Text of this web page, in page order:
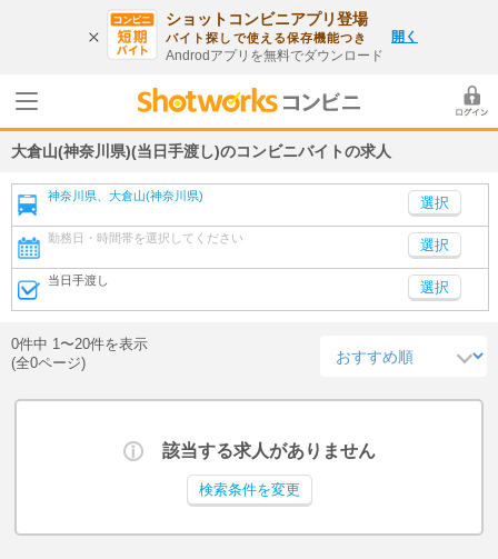
ショットコンビニアプリ登場
バイト探しで使える保存機能つき
Androdアプリを無料でダウンロード
開く
大倉山(神奈川県)(当日手渡し)のコンビニバイトの求人
神奈川県、大倉山(神奈川県)
勤務日・時間帯を選択してください 選択
当日手渡し 選択
0件中 1〜20件を表示
(全0ページ)
該当する求人がありません
検索条件を変更